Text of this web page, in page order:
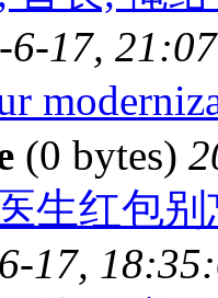
6-17,
(0 bytes)
生红包
17,